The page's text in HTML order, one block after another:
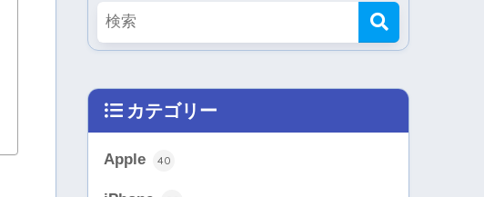
カテゴリー
Apple 40